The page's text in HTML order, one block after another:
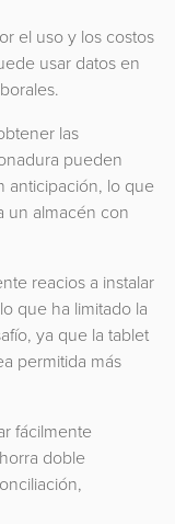
el uso y los costos
usar datos en
las
pueden
anticipación, lo que
un almacén con
reacios a instalar
que ha limitado la
ya que la tablet
permitida más
fácilmente
doble